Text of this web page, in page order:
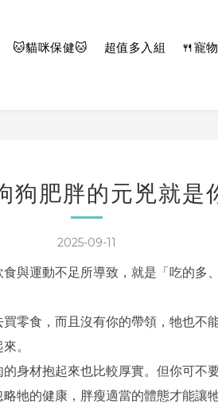
🐱貓咪保健🐱 超值多入組 🍴寵
狗肥胖的元兇就是
2025-09-11
與運動不足所導致，就是「吃的多
零食，而且沒有你的帶領，牠也不
。
身材抱起來也比較厚實。但你可不
牠的健康，胖瘦適當的體態才能讓